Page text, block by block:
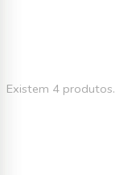
Existem 4 produtos.